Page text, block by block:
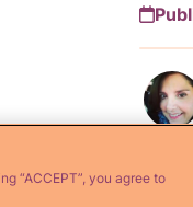
“ACCEPT”, you agree to